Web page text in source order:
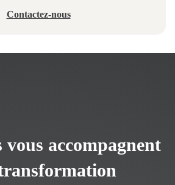
Contactez-nous
vous accompagnent